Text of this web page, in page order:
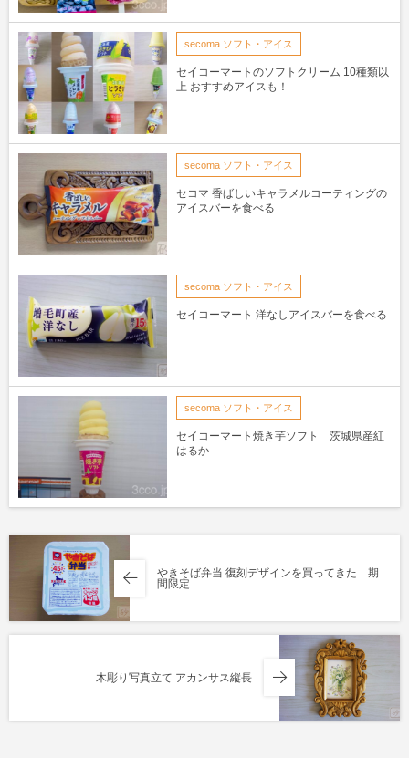
secoma ソフト・アイス
セイコーマートのソフトクリーム 10種類以
上 おすすめアイスも！
secoma ソフト・アイス
セコマ 香ばしいキャラメルコーティングの
アイスバーを食べる
secoma ソフト・アイス
セイコーマート 洋なしアイスバーを食べる
secoma ソフト・アイス
セイコーマート焼き芋ソフト 茨城県産紅
はるか
やきそば弁当 復刻デザインを買ってきた 期
間限定
木彫り写真立て アカンサス縦長